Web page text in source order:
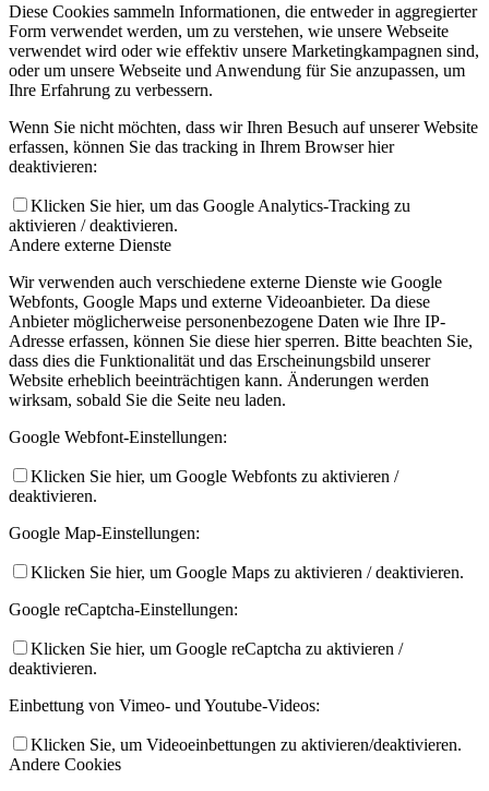
Diese Cookies sammeln Informationen, die entweder in aggregierter
Form verwendet werden, um zu verstehen, wie unsere Webseite
verwendet wird oder wie effektiv unsere Marketingkampagnen sind,
oder um unsere Webseite und Anwendung für Sie anzupassen, um
Ihre Erfahrung zu verbessern.
Wenn Sie nicht möchten, dass wir Ihren Besuch auf unserer Website
erfassen, können Sie das tracking in Ihrem Browser hier
deaktivieren:
Klicken Sie hier, um das Google Analytics-Tracking zu
aktivieren / deaktivieren.
Andere externe Dienste
Wir verwenden auch verschiedene externe Dienste wie Google
Webfonts, Google Maps und externe Videoanbieter. Da diese
Anbieter möglicherweise personenbezogene Daten wie Ihre IP-
Adresse erfassen, können Sie diese hier sperren. Bitte beachten Sie,
dass dies die Funktionalität und das Erscheinungsbild unserer
Website erheblich beeinträchtigen kann. Änderungen werden
wirksam, sobald Sie die Seite neu laden.
Google Webfont-Einstellungen:
Klicken Sie hier, um Google Webfonts zu aktivieren /
deaktivieren.
Google Map-Einstellungen:
Klicken Sie hier, um Google Maps zu aktivieren / deaktivieren.
Google reCaptcha-Einstellungen:
Klicken Sie hier, um Google reCaptcha zu aktivieren /
deaktivieren.
Einbettung von Vimeo- und Youtube-Videos:
Klicken Sie, um Videoeinbettungen zu aktivieren/deaktivieren.
Andere Cookies